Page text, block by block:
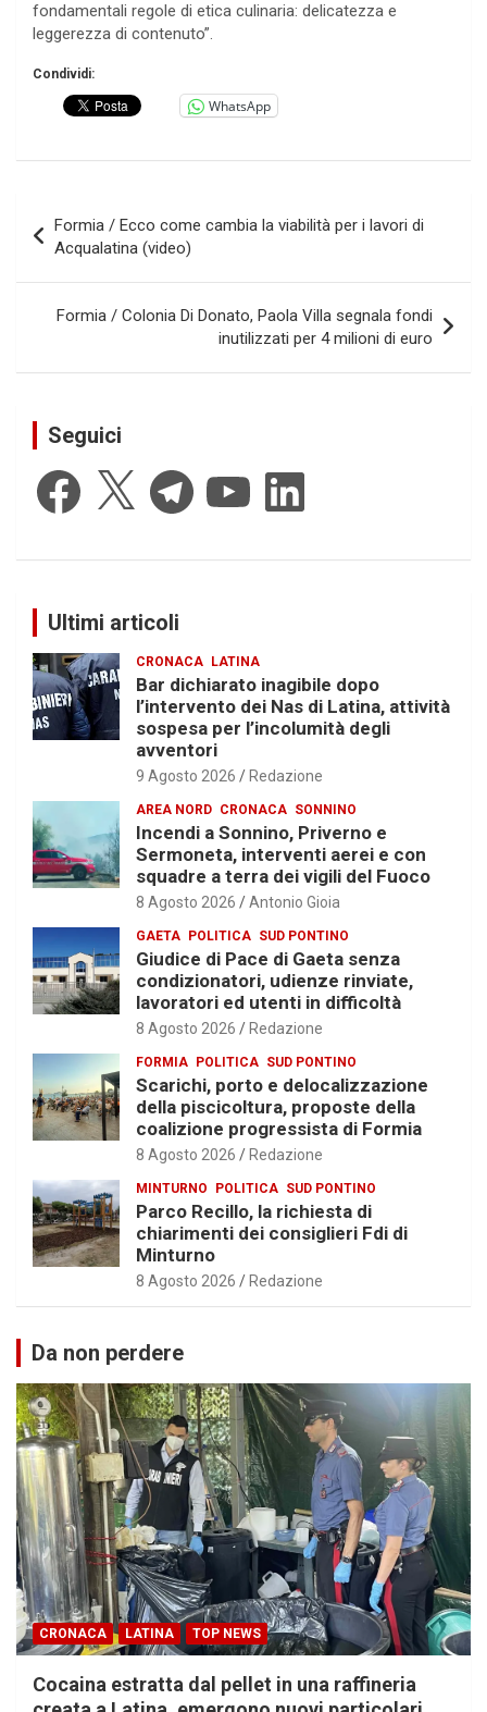
fondamentali regole di etica culinaria: delicatezza e
leggerezza di contenuto”.
Condividi:
WhatsApp
articoli
Formia / Ecco come cambia la viabilità per i lavori di
Acqualatina (video)
Formia / Colonia Di Donato, Paola Villa segnala fondi
inutilizzati per 4 milioni di euro
Seguici
Facebook Telegram YouTube LinkedIn
Ultimi articoli
CRONACA LATINA
Bar dichiarato inagibile dopo
l’intervento dei Nas di Latina, attività
sospesa per l’incolumità degli
avventori
9 Agosto 2026 Redazione
AREA NORD CRONACA SONNINO
Incendi a Sonnino, Priverno e
Sermoneta, interventi aerei e con
squadre a terra dei vigili del Fuoco
8 Agosto 2026 Antonio Gioia
GAETA POLITICA SUD PONTINO
Giudice di Pace di Gaeta senza
condizionatori, udienze rinviate,
lavoratori ed utenti in difficoltà
8 Agosto 2026 Redazione
FORMIA POLITICA SUD PONTINO
Scarichi, porto e delocalizzazione
della piscicoltura, proposte della
coalizione progressista di Formia
8 Agosto 2026 Redazione
MINTURNO POLITICA SUD PONTINO
Parco Recillo, la richiesta di
chiarimenti dei consiglieri Fdi di
Minturno
8 Agosto 2026 Redazione
Da non perdere
CRONACA LATINA TOP NEWS
Cocaina estratta dal pellet in una raffineria